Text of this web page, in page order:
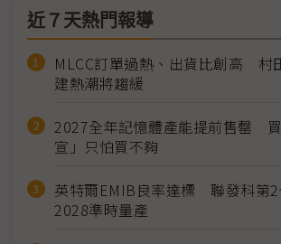
近７天熱門報導
MLCC訂單過熱、出貨比創高 村
建熱潮將趨緩
2027全年記憶體產能提前售罄
宣」只怕買不夠
英特爾EMIB良率達標 聯發科第2
2028準時量產